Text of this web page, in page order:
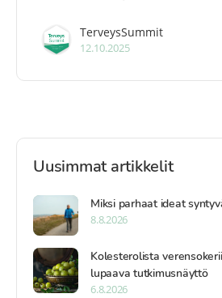
TerveysSummit
12.10.2025
Uusimmat artikkelit
Miksi parhaat ideat
8.8.2026
Kolesterolista
lupaava tutkimusnäyttö
6.8.2026